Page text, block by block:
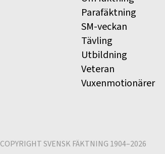
Parafäktning
SM-veckan
Tävling
Utbildning
Veteran
Vuxenmotionärer
COPYRIGHT SVENSK FÄKTNING 1904–2026